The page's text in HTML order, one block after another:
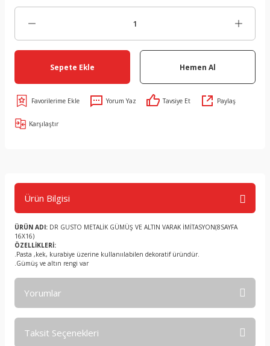
Sepete Ekle Hemen Al
Yorum Yaz Tavsiye Et Paylaş
Karşılaştır
Ürün Bilgisi
ÜRÜN ADI: DR GUSTO METALİK GÜMÜŞ VE ALTIN VARAK İMİTASYON(8SAYFA
16X16)
ÖZELLİKLERİ:
.Pasta ,kek, kurabiye üzerine kullanıılabilen dekoratif üründür.
.Gümüş ve altın rengi var
Yorumlar
Taksit Seçenekleri